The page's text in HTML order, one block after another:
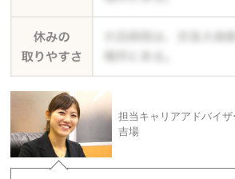
担当キャリアアドバイザ
吉場